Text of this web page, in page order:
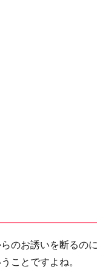
のお誘いを断るの
ことですよね。